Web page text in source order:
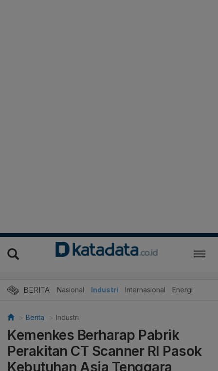
BERITA Nasional Industri Internasional Energi
Berita Industri
Kemenkes Berharap Pabrik
Perakitan CT Scanner RI Pasok
Kebutuhan Asia Tenggara